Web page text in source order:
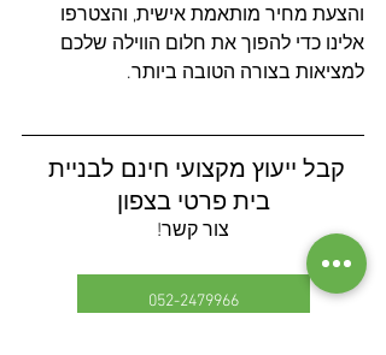
והצעת מחיר מותאמת אישית, והצטרפו
אלינו כדי להפוך את חלום הווילה שלכם
למציאות בצורה הטובה ביותר.
קבל ייעוץ מקצועי חינם לבניית
בית פרטי בצפון
צור קשר!
052-2479966